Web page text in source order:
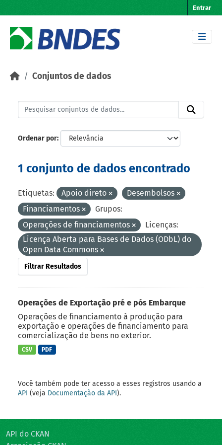
Entrar
Conjuntos de dados
Ordenar por
1 conjunto de dados encontrado
Etiquetas: Apoio direto
Desembolsos
Financiamentos
Grupos:
Operações de financiamentos
Licenças:
Licença Aberta para Bases de Dados (ODbL) do
Open Data Commons
Filtrar Resultados
Operações de Exportação pré e pós Embarque
Operações de financiamento à produção para
exportação e operações de financiamento para
comercialização de bens no exterior.
CSV PDF
Você também pode ter acesso a esses registros usando a
API (veja Documentação da API).
API do CKAN